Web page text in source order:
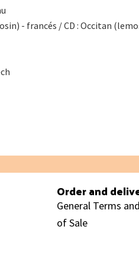
- francés / CD : Occitan
Order and
General Terms
of Sale